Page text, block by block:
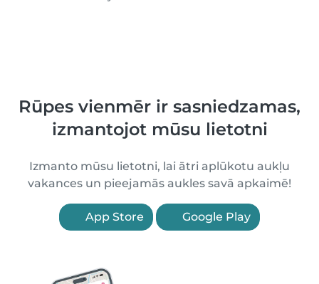
Rūpes vienmēr ir sasniedzamas,
izmantojot mūsu lietotni
Izmanto mūsu lietotni, lai ātri aplūkotu aukļu
vakances un pieejamās aukles savā apkaimē!
App Store Google Play